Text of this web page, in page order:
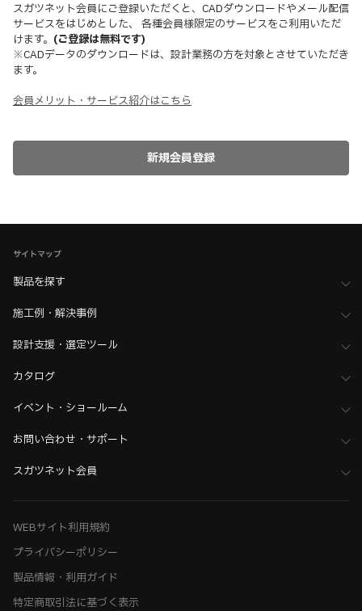
スガツネット会員にご登録いただくと、CADダウンロードやメール配信
サービスをはじめとした、 各種会員様限定のサービスをご利用いただ
けます。 (ご登録は無料です)
※CADデータのダウンロードは、設計業務の方を対象とさせていただき
ます。
会員メリット・サービス紹介はこちら
サイトマップ
製品を探す
施工例・解決事例
設計支援・選定ツール
カタログ
イベント・ショールーム
お問い合わせ・サポート
スガツネット会員
WEBサイト利用規約
プライバシーポリシー
製品情報・利用ガイド
特定商取引法に基づく表示